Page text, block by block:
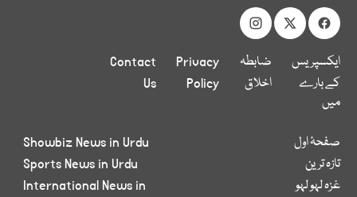
ایکسپریس
کے بارے
میں
ضابطہ
اخلاق
Privacy
Policy
Contact
Us
صفحۂ اول
تازہ ترین
غزہ لہو لہو
Showbiz News in Urdu
Sports News in Urdu
International News in